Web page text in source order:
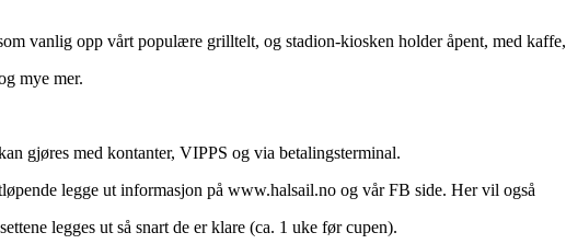
vanlig opp vårt populære grilltelt, og stadion-kiosken holder åpent, med kaffe,
mye mer.
gjøres med kontanter, VIPPS og via betalingsterminal.
legge ut informasjon på www.halsail.no og vår FB side. Her vil også
legges ut så snart de er klare (ca. 1 uke før cupen).